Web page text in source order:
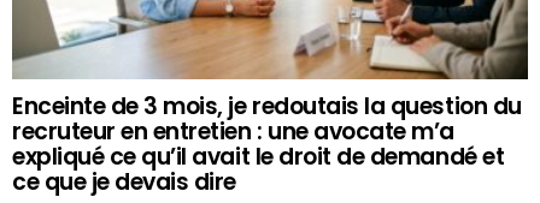
Enceinte de 3 mois, je redoutais la question du
recruteur en entretien : une avocate m’a
expliqué ce qu’il avait le droit de demandé et
ce que je devais dire